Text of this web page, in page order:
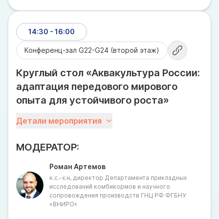
14:30 - 16:00
Конференц-зал G22-G24 (второй этаж)
Круглый стол «Аквакультура России:
адаптация передового мирового
опыта для устойчивого роста»
Аквакультура России на сегодняшний день остается
стагнации объемов производства продукции
влияния на него ряда проблем, решение которых
позволило бы вывести аквакультуру на новый
качественный уровень.
При этом, если обратиться к практике мировой
Детали мероприятия
МОДЕРАТОР:
Роман Артемов
к.с.-х.н, директор Департамента прикладных
исследований комбикормов и научного
сопровождения производств ГНЦ РФ ФГБНУ
«ВНИРО»